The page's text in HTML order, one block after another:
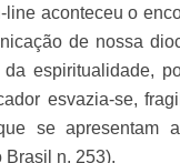
aconteceu o
de nossa
espiritualidade,
esvazia-se,
se apresentam
Brasil n. 253).